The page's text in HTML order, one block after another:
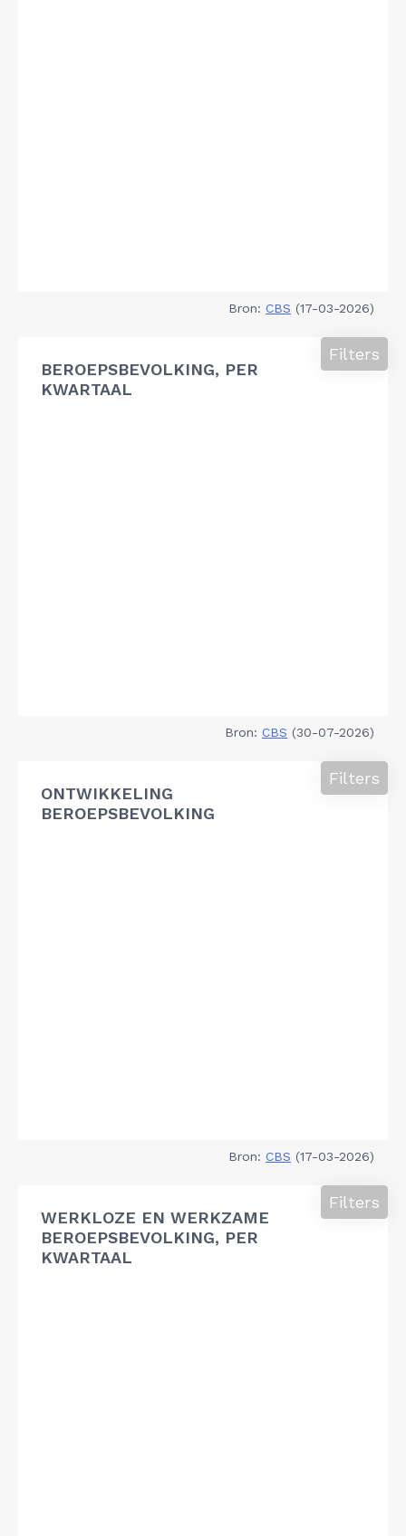
Bron: CBS (17-03-2026)
BEROEPSBEVOLKING, PER
KWARTAAL
Filters
Bron: CBS (30-07-2026)
ONTWIKKELING
BEROEPSBEVOLKING
Filters
Bron: CBS (17-03-2026)
WERKLOZE EN WERKZAME
BEROEPSBEVOLKING, PER
KWARTAAL
Filters